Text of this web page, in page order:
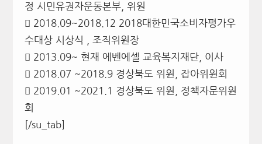
정 시민유권자운동본부, 위원
 2018.09~2018.12 2018대한민국소비자평가우
수대상 시상식 , 조직위원장
 2013.09~ 현재 에벤에셀 교육복지재단, 이사
 2018.07 ~2018.9 경상북도 위원, 잡아위원회
 2019.01 ~2021.1 경상북도 위원, 정책자문위원
회
[/su_tab]